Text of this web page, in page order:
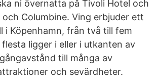
ni övernatta på Tivoli Hotel och
Columbine. Ving erbjuder ett
i Köpenhamn, från två till fem
flesta ligger i eller i utkanten av
till många av
och sevärdheter.